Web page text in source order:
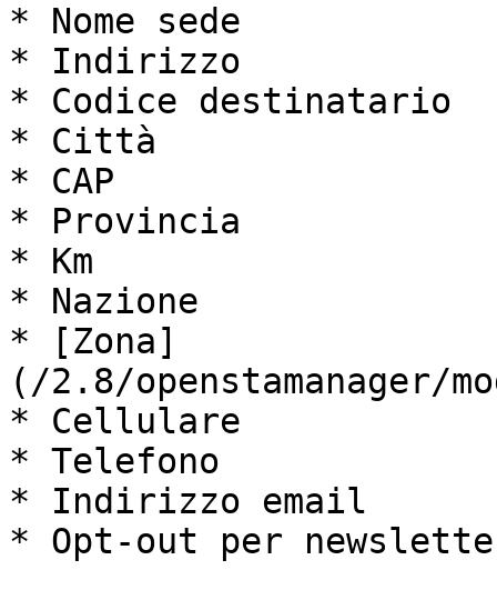
* Nome sede
* Indirizzo
* Codice destinatario
* Città
* CAP
* Provincia
* Km
* Nazione
* [Zona]
(/2.8/openstamanager/
* Cellulare
* Telefono
* Indirizzo email
* Opt-out per